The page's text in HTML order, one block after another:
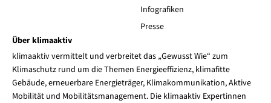
Infografiken
Presse
Über klimaaktiv
klimaaktiv vermittelt und verbreitet das „Gewusst Wie“ zum
Klimaschutz rund um die Themen Energieeffizienz, klimafitte
Gebäude, erneuerbare Energieträger, Klimakommunikation, Aktive
Mobilität und Mobilitätsmanagement. Die klimaaktiv Expertinnen